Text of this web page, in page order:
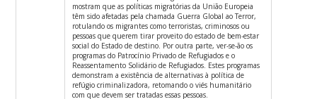
mostram que as políticas migratórias da União Europeia
têm sido afetadas pela chamada Guerra Global ao Terror,
rotulando os migrantes como terroristas, criminosos ou
pessoas que querem tirar proveito do estado de bem-estar
social do Estado de destino. Por outra parte, ver-se-ão os
programas do Patrocínio Privado de Refugiados e o
Reassentamento Solidário de Refugiados. Estes programas
demonstram a existência de alternativas à política de
refúgio criminalizadora, retomando o viés humanitário
com que devem ser tratadas essas pessoas.